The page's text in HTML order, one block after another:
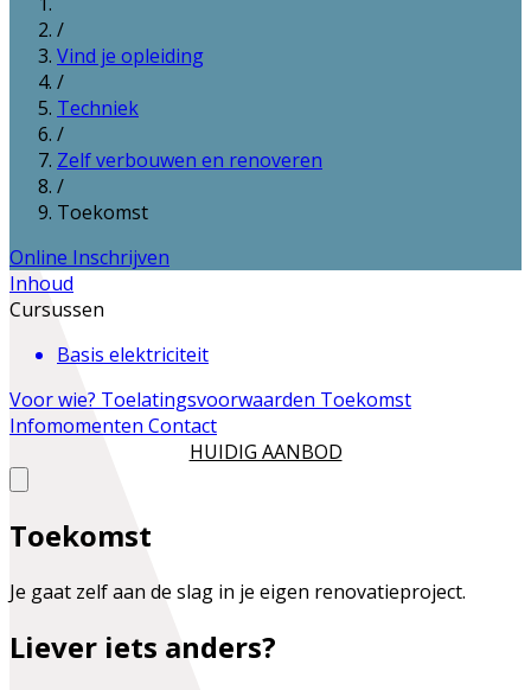
/
Vind je opleiding
/
Techniek
/
Zelf verbouwen en renoveren
/
Toekomst
Online Inschrijven
Inhoud
Cursussen
Basis elektriciteit
Voor wie? Toelatingsvoorwaarden Toekomst
Infomomenten Contact
HUIDIG AANBOD
Toekomst
Je gaat zelf aan de slag in je eigen renovatieproject.
Liever iets anders?